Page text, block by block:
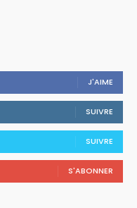
J'AIME
SUIVRE
SUIVRE
S'ABONNER